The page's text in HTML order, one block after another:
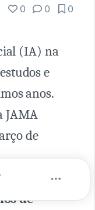
0 0 0
(IA) na
e
anos.
JAMA
de
da
de